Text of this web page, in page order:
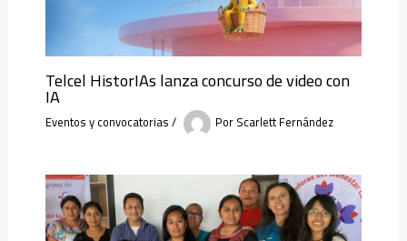
Telcel HistorIAs lanza concurso de video con
IA
Eventos y convocatorias/ PorScarlett Fernández